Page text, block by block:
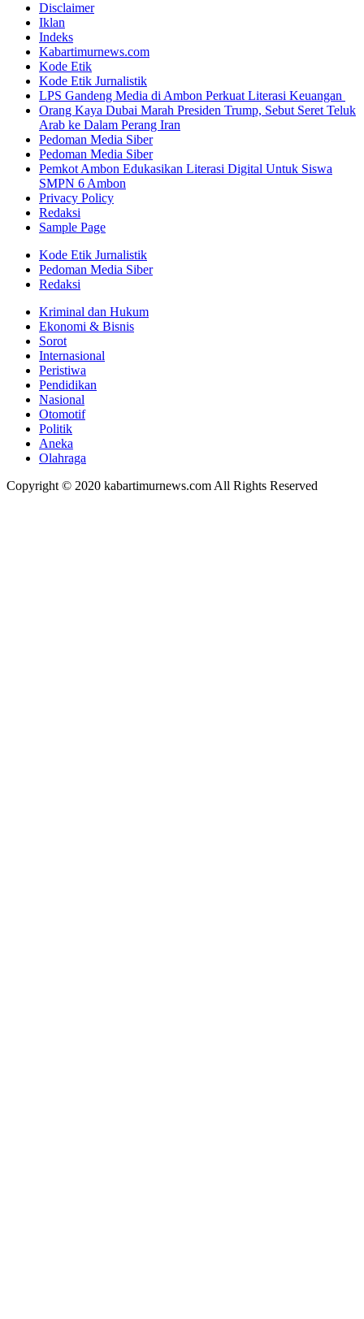
Disclaimer
Iklan
Indeks
Kabartimurnews.com
Kode Etik
Kode Etik Jurnalistik
LPS Gandeng Media di Ambon Perkuat Literasi Keuangan
Orang Kaya Dubai Marah Presiden Trump, Sebut Seret Teluk
Arab ke Dalam Perang Iran
Pedoman Media Siber
Pedoman Media Siber
Pemkot Ambon Edukasikan Literasi Digital Untuk Siswa
SMPN 6 Ambon
Privacy Policy
Redaksi
Sample Page
Kode Etik Jurnalistik
Pedoman Media Siber
Redaksi
Kriminal dan Hukum
Ekonomi & Bisnis
Sorot
Internasional
Peristiwa
Pendidikan
Nasional
Otomotif
Politik
Aneka
Olahraga
Copyright © 2020 kabartimurnews.com All Rights Reserved